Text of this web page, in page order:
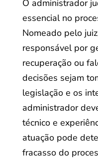
O administrador
essencial no
Nomeado pelo
responsável por
recuperação ou
decisões sejam
legislação e os
administrador
técnico e
atuação pode
fracasso do